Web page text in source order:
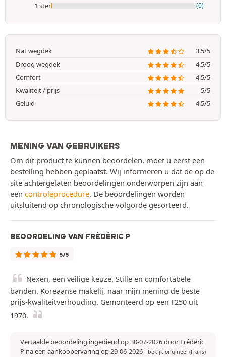
1 ster (0)
Nat wegdek
3.5/5
Droog wegdek
4.5/5
Comfort
4.5/5
Kwaliteit / prijs
5/5
Geluid
4.5/5
MENING VAN GEBRUIKERS
Om dit product te kunnen beoordelen, moet u eerst een
bestelling hebben geplaatst. Wij informeren u dat de op de
site achtergelaten beoordelingen onderworpen zijn aan
een controleprocedure. De beoordelingen worden
uitsluitend op chronologische volgorde gesorteerd.
BEOORDELING VAN FRÉDÉRIC P
5/5
Nexen, een veilige keuze. Stille en comfortabele
banden. Koreaanse makelij, naar mijn mening de beste
prijs-kwaliteitverhouding. Gemonteerd op een F250 uit
1970.
Vertaalde beoordeling ingediend op 30-07-2026 door Frédéric
P na een aankoopervaring op 29-06-2026- bekijk origineel (Frans)